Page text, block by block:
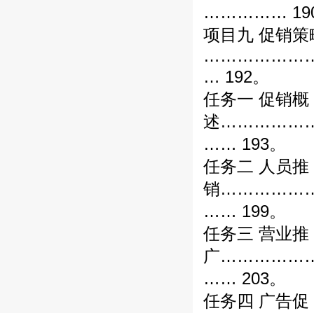
……………
项目九 促销策
… 192。
任务一 促销概
述
…… 193。
任务二 人员推
销
…… 199。
任务三 营业推
广
…… 203。
任务四 广告促